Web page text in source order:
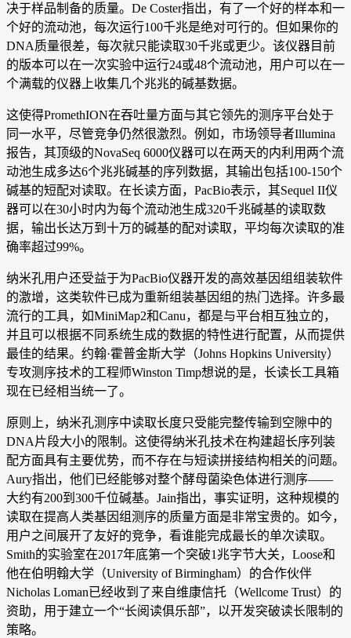
决于样品制备的质量。De Coster指出，有了一个好的样本和一
个好的流动池，每次运行100千兆是绝对可行的。但如果你的
DNA质量很差，每次就只能读取30千兆或更少。该仪器目前
的版本可以在一次实验中运行24或48个流动池，用户可以在一
个满载的仪器上收集几个兆兆的碱基数据。
这使得PromethION在吞吐量方面与其它领先的测序平台处于
同一水平，尽管竞争仍然很激烈。例如，市场领导者Illumina
报告，其顶级的NovaSeq 6000仪器可以在两天的内利用两个流
动池生成多达6个兆兆碱基的序列数据，其输出包括100-150个
碱基的短配对读取。在长读方面，PacBio表示，其Sequel II仪
器可以在30小时内为每个流动池生成320千兆碱基的读取数
据，输出长达万到十万的碱基的配对读取，平均每次读取的准
确率超过99%。
纳米孔用户还受益于为PacBio仪器开发的高效基因组组装软件
的激增，这类软件已成为重新组装基因组的热门选择。许多最
流行的工具，如MiniMap2和Canu，都是与平台相互独立的，
并且可以根据不同系统生成的数据的特性进行配置，从而提供
最佳的结果。约翰·霍普金斯大学（Johns Hopkins University）
专攻测序技术的工程师Winston Timp想说的是，长读长工具箱
现在已经相当统一了。
原则上，纳米孔测序中读取长度只受能完整传输到空隙中的
DNA片段大小的限制。这使得纳米孔技术在构建超长序列装
配方面具有主要优势，而不存在与短读拼接结构相关的问题。
Aury指出，他们已经能够对整个酵母菌染色体进行测序——
大约有200到300千位碱基。Jain指出，事实证明，这种规模的
读取在提高人类基因组测序的质量方面是非常宝贵的。如今，
用户之间展开了友好的竞争，看谁能完成最长的单次读取。
Smith的实验室在2017年底第一个突破1兆字节大关，Loose和
他在伯明翰大学（University of Birmingham）的合作伙伴
Nicholas Loman已经收到了来自维康信托（Wellcome Trust）的
资助，用于建立一个“长阅读俱乐部”，以开发突破读长限制的
策略。